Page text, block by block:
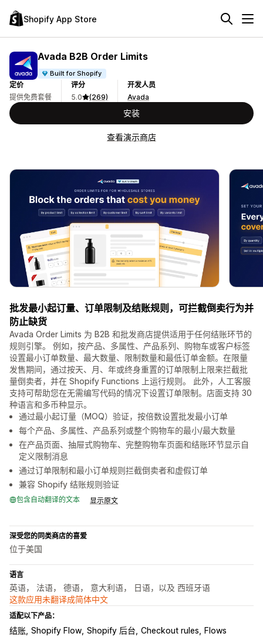
Shopify App Store
Avada B2B Order Limits
Built for Shopify
定价
提供免费套餐
评分
5.0
(269)
开发人员
Avada
安装
查看演示商店
批发最小起订量、订单限制及结账规则，可拦截倒卖行为并
防止缺货
Avada Order Limits 为 B2B 和批发商店提供适用于任何结账环节的
规则引擎。 例如，按产品、多属性、产品系列、购物车或客户标签
设置最小订单数量、最大数量、限制数量和最低订单金额。在限量
发售期间，通过按天、月、年或终身重置的订单限制上限来拦截批
量倒卖者，并在 Shopify Functions 上运行规则。 此外，人工客服
支持可帮助您在无需编写代码的情况下设置订单限制。店面支持 30
种语言和多币种显示。
通过最小起订量（MOQ）验证，按倍数设置批发最小订单
每个产品、多属性、产品系列或整个购物车的最小/最大数量
在产品页面、抽屉式购物车、完整购物车页面和结账环节显示自
定义限制消息
通过订单限制和最小订单规则拦截倒卖者和虚假订单
兼容 Shopify 结账规则验证
包含自动翻译的文本 显示原文
深受您的同类商店的喜爱
位于美国
语言
英语， 法语， 德语， 意大利语， 日语，以及 西班牙语
这款应用未翻译成简体中文
适配以下产品：
结账 Shopify Flow Shopify 后台 Checkout rules Flows